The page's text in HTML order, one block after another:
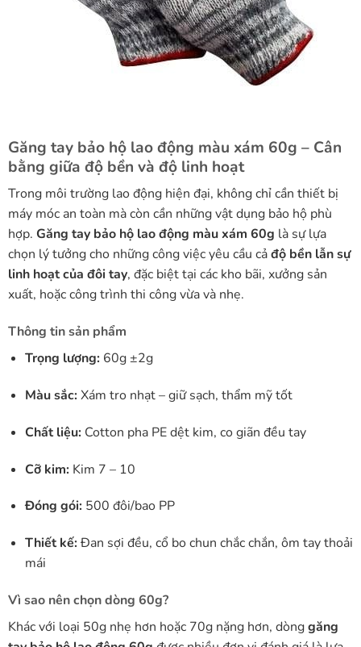
Găng tay bảo hộ lao động màu xám 60g – Cân
bằng giữa độ bền và độ linh hoạt
Trong môi trường lao động hiện đại, không chỉ cần thiết bị
máy móc an toàn mà còn cần những vật dụng bảo hộ phù
hợp. Găng tay bảo hộ lao động màu xám 60g là sự lựa
chọn lý tưởng cho những công việc yêu cầu cảđộ bền lẫn sự
linh hoạt của đôi tay, đặc biệt tại các kho bãi, xưởng sản
xuất, hoặc công trình thi công vừa và nhẹ.
Thông tin sản phẩm
Trọng lượng:60g ±2g
Màu sắc:Xám tro nhạt – giữ sạch, thẩm mỹ tốt
Chất liệu:Cotton pha PE dệt kim, co giãn đều tay
Cỡ kim:Kim 7 – 10
Đóng gói:500 đôi/bao PP
Thiết kế:Đan sợi đều, cổ bo chun chắc chắn, ôm tay thoải
mái
Vì sao nên chọn dòng 60g?
Khác với loại 50g nhẹ hơn hoặc 70g nặng hơn, dònggăng